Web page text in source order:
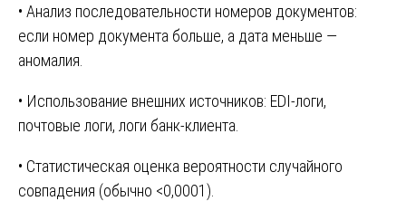
• Анализ последовательности номеров документов:
если номер документа больше, а дата меньше —
аномалия.
• Использование внешних источников: EDI-логи,
почтовые логи, логи банк-клиента.
• Статистическая оценка вероятности случайного
совпадения (обычно <0,0001).